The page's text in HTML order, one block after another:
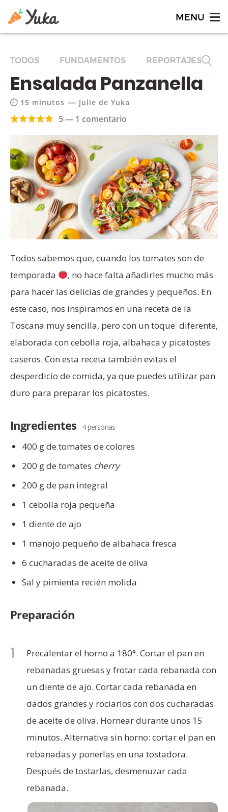
TODOS FUNDAMENTOS REPORTAJES
Ensalada Panzanella
15 minutos — Julie de Yuka
5 — 1 comentario
Todos sabemos que, cuando los tomates son de
temporada
, no hace falta añadirles mucho más
para hacer las delicias de grandes y pequeños. En
este caso, nos inspiramos en una receta de la
Toscana muy sencilla, pero con un toque diferente,
elaborada con cebolla roja, albahaca y picatostes
caseros. Con esta receta también evitas el
desperdicio de comida, ya que puedes utilizar pan
duro para preparar los picatostes.
Ingredientes 4 personas
400 g de tomates de colores
200 g de tomates cherry
200 g de pan integral
1 cebolla roja pequeña
1 diente de ajo
1 manojo pequeño de albahaca fresca
6 cucharadas de aceite de oliva
Sal y pimienta recién molida
Preparación
1
Precalentar el horno a 180°. Cortar el pan en
rebanadas gruesas y frotar cada rebanada con
un diente de ajo. Cortar cada rebanada en
dados grandes y rociarlos con dos cucharadas
de aceite de oliva. Hornear durante unos 15
minutos. Alternativa sin horno: cortar el pan en
rebanadas y ponerlas en una tostadora.
Después de tostarlas, desmenuzar cada
rebanada.